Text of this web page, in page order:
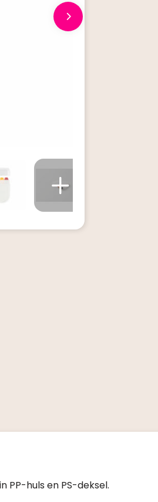
PP-huls en PS-deksel.